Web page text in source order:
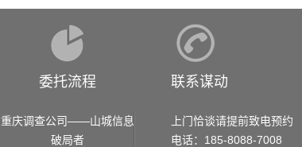
委托流程
重庆调查公司——山城信息
破局者
联系谋动
上门恰谈请提前致电预约
电话：185-8088-7008